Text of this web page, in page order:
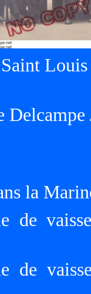
la
de
de